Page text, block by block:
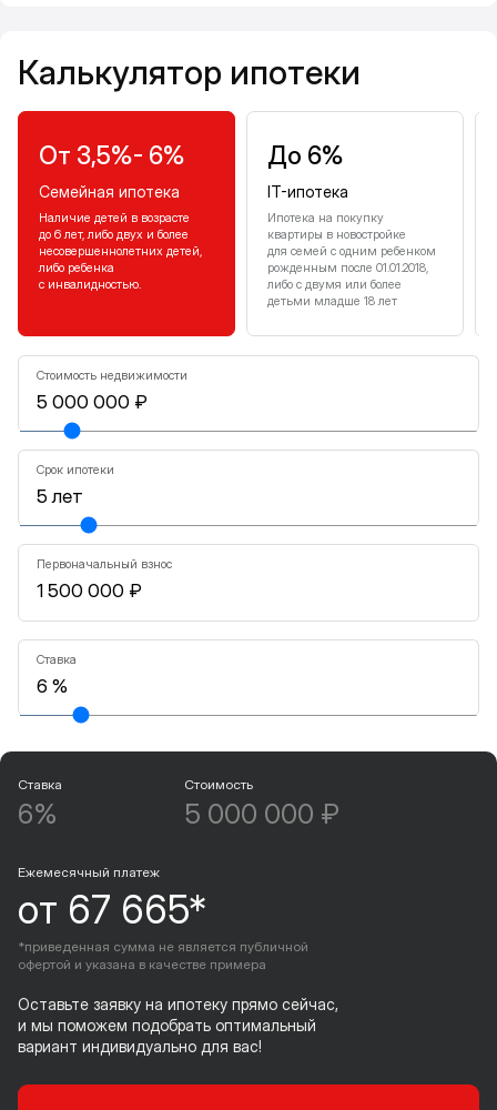
Калькулятор ипотеки
От 3,5%- 6%
Семейная ипотека
Наличие детей в возрасте
до 6 лет, либо двух и более
несовершеннолетних детей,
либо ребенка
с инвалидностью.
До 6%
IT-ипотека
Ипотека на покупку
квартиры в новостройке
для семей с одним ребенком
рожденным после 01.01.2018,
либо с двумя или более
детьми младше 18 лет
Стоимость недвижимости
Срок ипотеки
Первоначальный взнос
Ставка
Ставка
6%
Стоимость
5 000 000 ₽
Ежемесячный платеж
от 67 665*
*приведенная сумма не является публичной
офертой и указана в качестве примера
Оставьте заявку на ипотеку прямо сейчас,
и мы поможем подобрать оптимальный
вариант индивидуально для вас!